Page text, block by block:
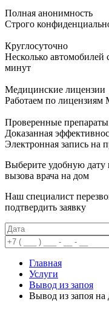
Полная анонимность
Строго
Круглосуточно
Несколько
минут
Медицинские лицензии
Работаем по лицензиям
Проверенные препараты
Доказанная
Электронная запись на
Выберите удобную
вызова врача на дом
Наш специалист
подтвердить заявку
Главная
Услуги
Вывод из запоя
Вывод из запоя на